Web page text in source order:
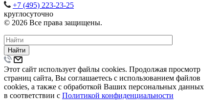
+7 (495) 223-23-25
круглосуточно
© 2026 Все права защищены.
Найти
Этот сайт использует файлы cookies. Продолжая просмотр
страниц сайта, Вы соглашаетесь с использованием файлов
cookies, а также с обработкой Ваших персональных данных
в соответствии с Политикой конфиденциальности